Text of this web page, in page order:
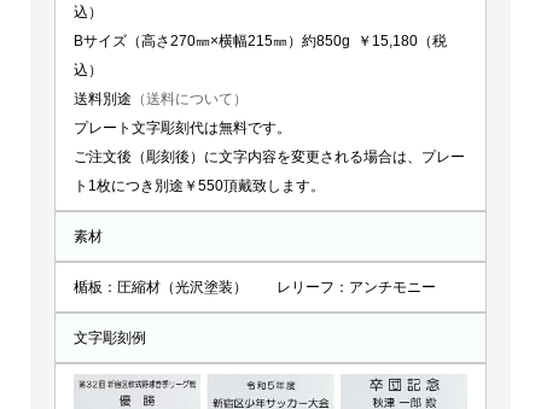
込）
Bサイズ（高さ270㎜×横幅215㎜）約850g ￥15,180（税
込）
送料別途 （送料について）
プレート文字彫刻代は無料です。
ご注文後（彫刻後）に文字内容を変更される場合は、プレー
ト1枚につき別途￥550頂戴致します。
素材
楯板：圧縮材（光沢塗装） レリーフ：アンチモニー
文字彫刻例